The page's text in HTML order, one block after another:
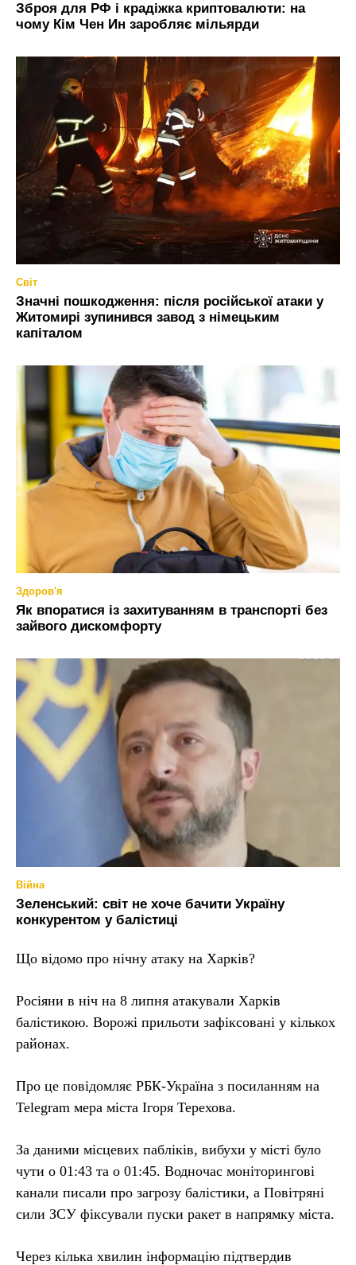
Зброя для РФ і крадіжка криптовалюти: на
чому Кім Чен Ин заробляє мільярди
Світ
Значні пошкодження: після російської атаки у
Житомирі зупинився завод з німецьким
капіталом
Здоров'я
Як впоратися із захитуванням в транспорті без
зайвого дискомфорту
Війна
Зеленський: світ не хоче бачити Україну
конкурентом у балістиці
Що відомо про нічну атаку на Харків?
Росіяни в ніч на 8 липня атакували Харків
балістикою. Ворожі прильоти зафіксовані у кількох
районах.
Про це повідомляє РБК-Україна з посиланням на
Telegram мера міста Ігоря Терехова.
За даними місцевих пабліків, вибухи у місті було
чути о 01:43 та о 01:45. Водночас моніторингові
канали писали про загрозу балістики, а Повітряні
сили ЗСУ фіксували пуски ракет в напрямку міста.
Через кілька хвилин інформацію підтвердив